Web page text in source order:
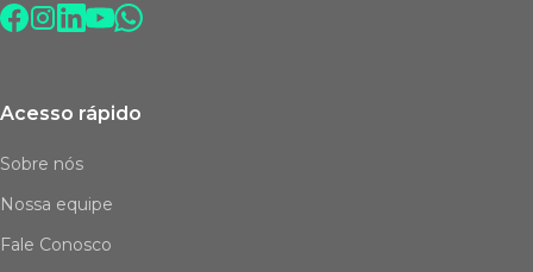
Acesso rápido
Sobre nós
Nossa equipe
Fale Conosco